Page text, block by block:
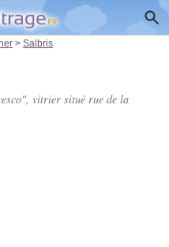
> Salbris
vitrier situé rue de la